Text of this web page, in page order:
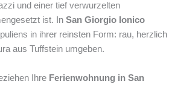
und einer tief verwurzelten
ist. In San Giorgio Ionico
in ihrer reinsten Form: rau, herzlich
aus Tuffstein umgeben.
Ihre Ferienwohnung in San